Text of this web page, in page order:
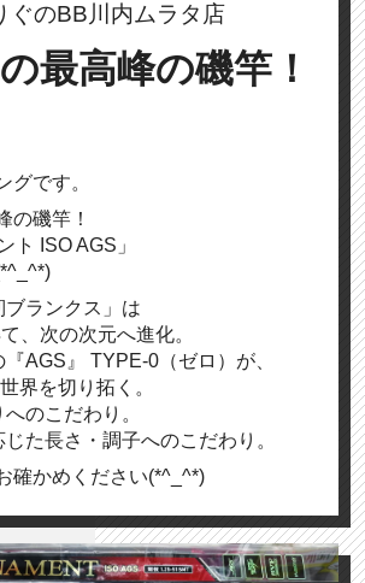
ぐのBB川内ムラタ店
最高峰の磯竿！
グです。
の磯竿！
ト ISO AGS」
ランクス」は
、次の次元へ進化。
AGS』 TYPE-0（ゼロ）が、
界を切り拓く。
のこだわり。
た長さ・調子へのこだわり。
確かめください(*^_^*)